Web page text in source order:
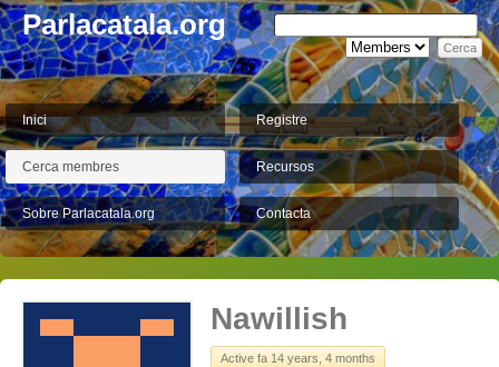
Parlacatala.org
Inici Registre
Cerca membres Recursos
Sobre Parlacatala.org Contacta
Nawillish
Active fa 14 years, 4 months